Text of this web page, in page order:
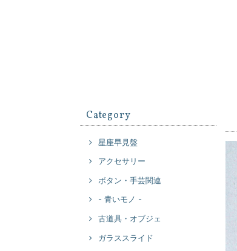
Category
星座早見盤
アクセサリー
ボタン・手芸関連
- 青いモノ -
古道具・オブジェ
ガラススライド